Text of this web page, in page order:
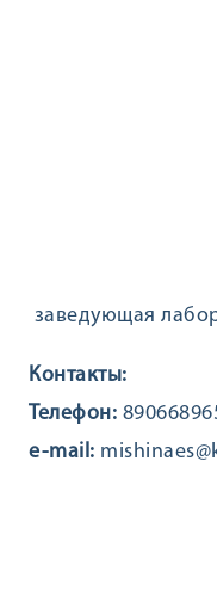
заведующая
Контакты:
Телефон:
e-mail: